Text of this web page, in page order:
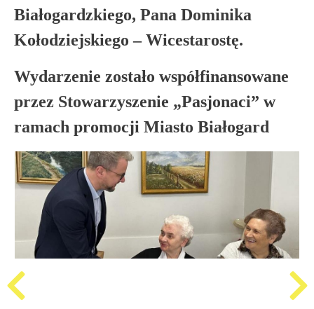
Białogardzkiego, Pana Dominika
Kołodziejskiego – Wicestarostę.
Wydarzenie zostało współfinansowane
przez Stowarzyszenie „Pasjonaci” w
ramach promocji Miasto Białogard